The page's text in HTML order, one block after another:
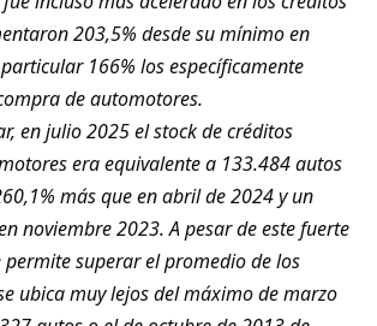
203,5% desde su mínimo en
166% los específicamente
de automotores.
en julio 2025 el stock de créditos
era equivalente a 133.484 autos
más que en abril de 2024 y un
noviembre 2023. A pesar de este fuerte
superar el promedio de los
ubica muy lejos del máximo de marzo